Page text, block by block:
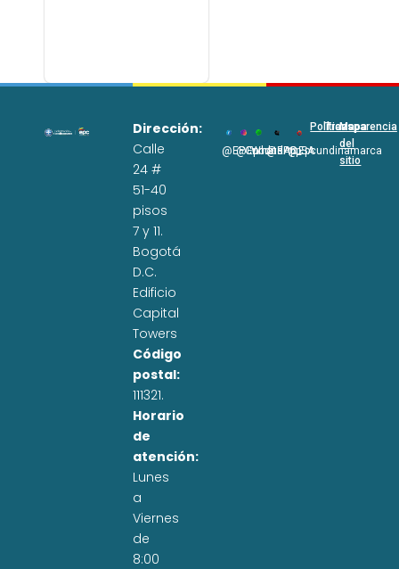
Dirección:
Calle
24 #
51-40
pisos
7 y 11.
Bogotá
D.C.
Edificio
Capital
Towers
Código
postal:
111321.
Horario
de
atención:
Lunes
a
Viernes
de
8:00
@EPCundi
@Epcundi
WhatsApp
@EPC_SA
@Epcundinamarca
Políticas
Transparencia
Mapa
del
sitio